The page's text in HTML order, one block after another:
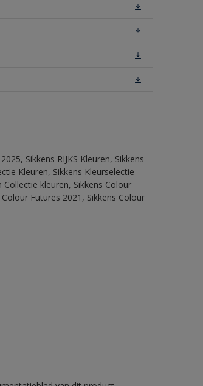
Sikkens RIJKS Kleuren, Sikkens
Kleuren, Sikkens Kleurselectie
kleuren, Sikkens Colour
Futures 2021, Sikkens Colour